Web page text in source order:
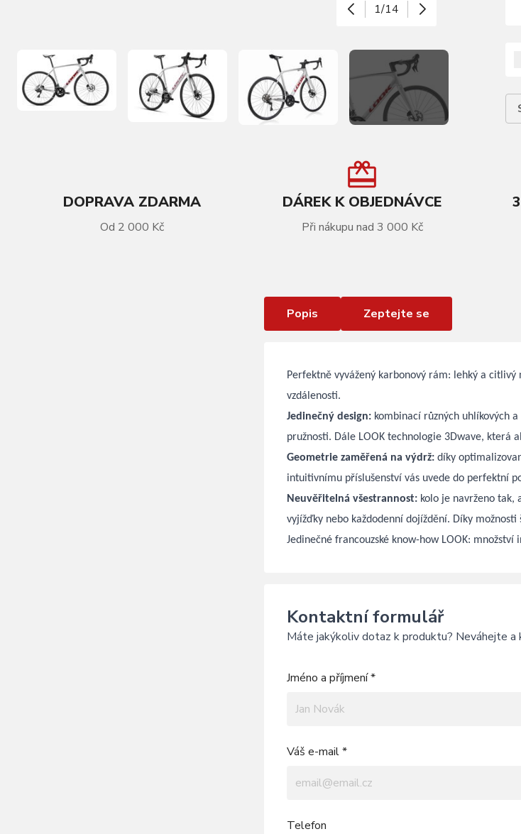
1/14
DOPRAVA ZDARMA
Od 2 000 Kč
DÁREK K OBJEDNÁVCE
Při nákupu nad 3 000 Kč
VÍCE INFORMACÍ
Popis Zeptejte se
Perfektně vyvážený karbonový rám: lehký a
vzdálenosti.
Jedinečný design: kombinací různých uhlíkových
pružnosti. Dále LOOK technologie 3Dwave, která
Geometrie zaměřená na výdrž: díky
intuitivnímu příslušenství vás uvede do perfektní
Neuvěřitelná všestrannost: kolo je navrženo tak,
vyjížďky nebo každodenní dojíždění. Díky
Jedinečné francouzské know-how LOOK:
Kontaktní formulář
Máte jakýkoliv dotaz k produktu? Neváhejte a
Jméno a příjmení *
Váš e-mail *
Telefon